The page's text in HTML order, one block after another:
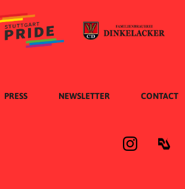
PRESS NEWSLETTER CONTACT